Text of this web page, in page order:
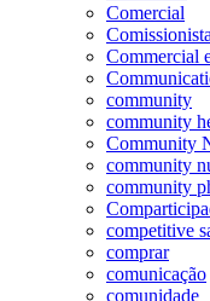
Comercial
Commercial
community
community
Community
community
community
competitive
comprar
comunicação
comunidade